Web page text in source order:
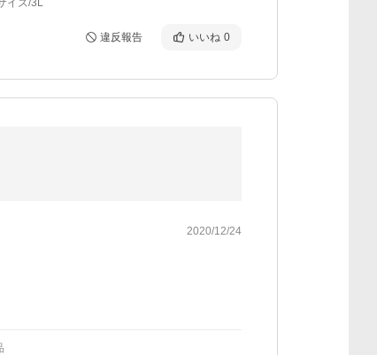
イズ/3L
違反報告 いいね 0
2020/12/24